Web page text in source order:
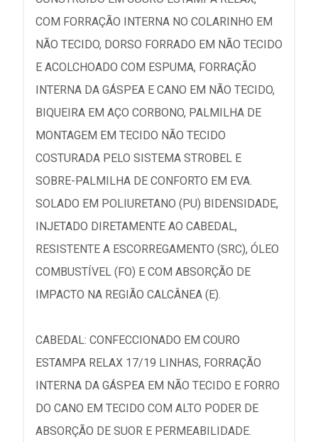
COM FORRAÇÃO INTERNA NO COLARINHO EM
NÃO TECIDO, DORSO FORRADO EM NÃO TECIDO
E ACOLCHOADO COM ESPUMA, FORRAÇÃO
INTERNA DA GÁSPEA E CANO EM NÃO TECIDO,
BIQUEIRA EM AÇO CORBONO, PALMILHA DE
MONTAGEM EM TECIDO NÃO TECIDO
COSTURADA PELO SISTEMA STROBEL E
SOBRE-PALMILHA DE CONFORTO EM EVA.
SOLADO EM POLIURETANO (PU) BIDENSIDADE,
INJETADO DIRETAMENTE AO CABEDAL,
RESISTENTE A ESCORREGAMENTO (SRC), ÓLEO
COMBUSTÍVEL (FO) E COM ABSORÇÃO DE
IMPACTO NA REGIÃO CALCÂNEA (E).
CABEDAL: CONFECCIONADO EM COURO
ESTAMPA RELAX 17/19 LINHAS, FORRAÇÃO
INTERNA DA GÁSPEA EM NÃO TECIDO E FORRO
DO CANO EM TECIDO COM ALTO PODER DE
ABSORÇÃO DE SUOR E PERMEABILIDADE.